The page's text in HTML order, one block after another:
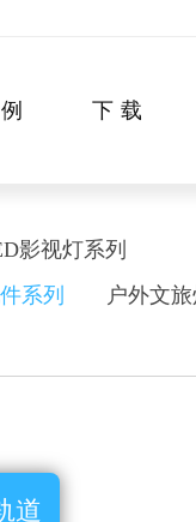
下载
影视灯系列
系列
户外文
道